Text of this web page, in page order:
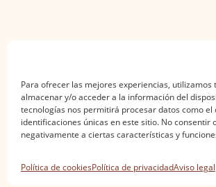
Para ofrecer las mejores experiencias, utilizamos
almacenar y/o acceder a la información del
tecnologías nos permitirá procesar datos como
identificaciones únicas en este sitio. No
negativamente a ciertas características y
Política de cookiesPolítica de privacidadAviso legal
Aviso legal· Política de